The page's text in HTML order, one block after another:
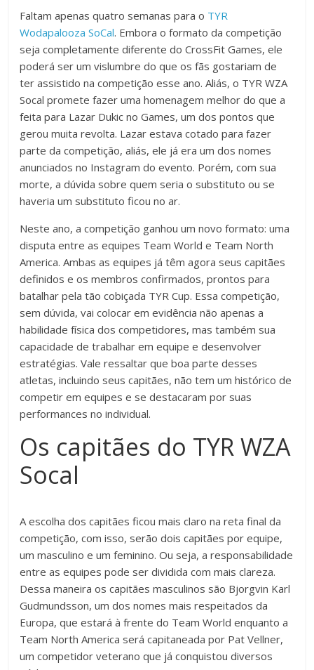
Faltam apenas quatro semanas para o TYR
Wodapalooza SoCal. Embora o formato da competição
seja completamente diferente do CrossFit Games, ele
poderá ser um vislumbre do que os fãs gostariam de
ter assistido na competição esse ano. Aliás, o TYR WZA
Socal promete fazer uma homenagem melhor do que a
feita para Lazar Dukic no Games, um dos pontos que
gerou muita revolta. Lazar estava cotado para fazer
parte da competição, aliás, ele já era um dos nomes
anunciados no Instagram do evento. Porém, com sua
morte, a dúvida sobre quem seria o substituto ou se
haveria um substituto ficou no ar.
Neste ano, a competição ganhou um novo formato: uma
disputa entre as equipes Team World e Team North
America. Ambas as equipes já têm agora seus capitães
definidos e os membros confirmados, prontos para
batalhar pela tão cobiçada TYR Cup. Essa competição,
sem dúvida, vai colocar em evidência não apenas a
habilidade física dos competidores, mas também sua
capacidade de trabalhar em equipe e desenvolver
estratégias. Vale ressaltar que boa parte desses
atletas, incluindo seus capitães, não tem um histórico de
competir em equipes e se destacaram por suas
performances no individual.
Os capitães do TYR WZA
Socal
A escolha dos capitães ficou mais claro na reta final da
competição, com isso, serão dois capitães por equipe,
um masculino e um feminino. Ou seja, a responsabilidade
entre as equipes pode ser dividida com mais clareza.
Dessa maneira os capitães masculinos são Bjorgvin Karl
Gudmundsson, um dos nomes mais respeitados da
Europa, que estará à frente do Team World enquanto a
Team North America será capitaneada por Pat Vellner,
um competidor veterano que já conquistou diversos